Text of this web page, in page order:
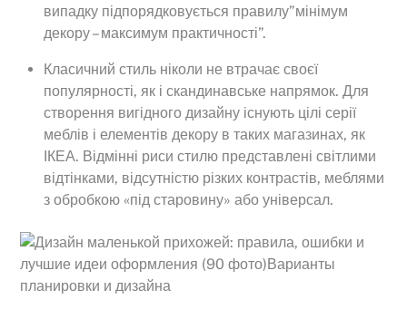
випадку підпорядковується правилу”мінімум
декору – максимум практичності”.
Класичний стиль ніколи не втрачає своєї
популярності, як і скандинавське напрямок. Для
створення вигідного дизайну існують цілі серії
меблів і елементів декору в таких магазинах, як
ІКЕА. Відмінні риси стилю представлені світлими
відтінками, відсутністю різких контрастів, меблями
з обробкою «під старовину» або універсал.